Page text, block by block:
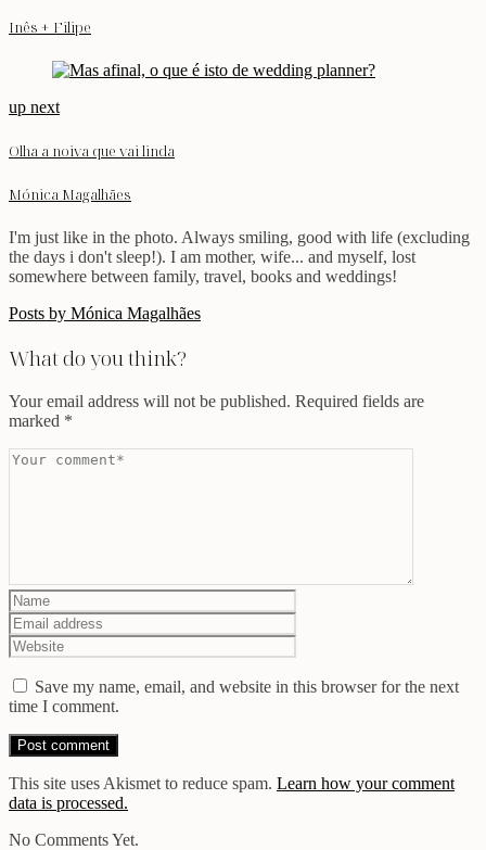
Inês + Filipe
up next
Olha a noiva que vai linda
Mónica Magalhães
I'm just like in the photo. Always smiling, good with life (excluding
the days i don't sleep!). I am mother, wife... and myself, lost
somewhere between family, travel, books and weddings!
Posts by Mónica Magalhães
What do you think?
Your email address will not be published. Required fields are
marked *
Save my name, email, and website in this browser for the next
time I comment.
This site uses Akismet to reduce spam. Learn how your comment
data is processed.
No Comments Yet.